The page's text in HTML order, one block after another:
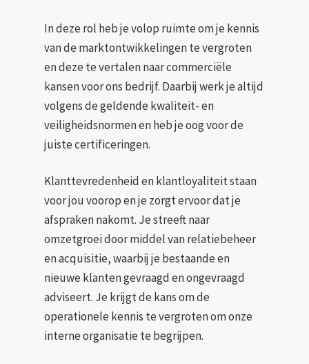
In deze rol heb je volop ruimte om je kennis
van de marktontwikkelingen te vergroten
en deze te vertalen naar commerciële
kansen voor ons bedrijf. Daarbij werk je altijd
volgens de geldende kwaliteit- en
veiligheidsnormen en heb je oog voor de
juiste certificeringen.
Klanttevredenheid en klantloyaliteit staan
voor jou voorop en je zorgt ervoor dat je
afspraken nakomt. Je streeft naar
omzetgroei door middel van relatiebeheer
en acquisitie, waarbij je bestaande en
nieuwe klanten gevraagd en ongevraagd
adviseert. Je krijgt de kans om de
operationele kennis te vergroten om onze
interne organisatie te begrijpen.